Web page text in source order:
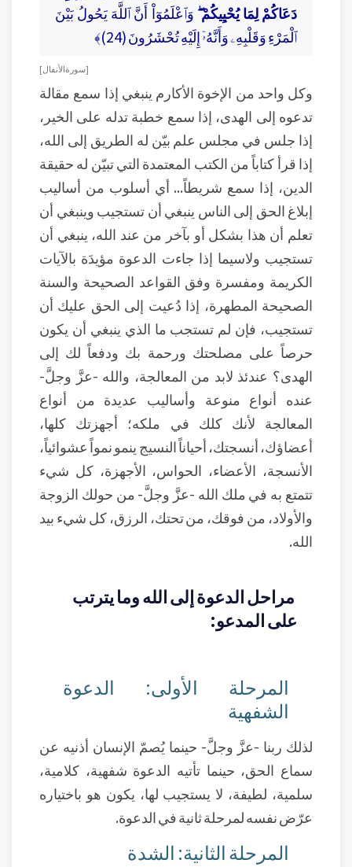
دَعَاكُمْ لِمَا يُحْيِيكُمْ ۖ وَٱعْلَمُوٓاْ أَنَّ ٱللَّهَ يَحُولُ بَيْنَ
ٱلْمَرْءِ وَقَلْبِهِۦ وَأَنَّهُۥٓ إِلَيْهِ تُحْشَرُونَ (24)﴾
[ سورة الأنفال ]
وكل واحد من الإخوة الأكارم ينبغي إذا سمع مقالة
تدعوه إلى الهدى، إذا سمع خطبة تدله على الخير،
إذا جلس في مجلس علم بيّن له الطريق إلى الله،
إذا قرأ كتاباً من الكتب المعتمدة التي تبيّن له حقيقة
الدين، إذا سمع شريطاً... أي أسلوب من أساليب
إبلاغ الحق إلى الناس ينبغي أن تستجيب وينبغي أن
تعلم أن هذا بشكل أو بآخر من عند الله، ينبغي أن
تستجيب ولاسيما إذا جاءت الدعوة مؤيدَة بالآيات
الكريمة ومفسرة وفق القواعد الصحيحة والسنة
الصحيحة المطهرة، إذا دُعيت إلى الحق عليك أن
تستجيب، فإن لم تستجب ما الذي ينبغي أن يكون
حرصاً على مصلحتك ورحمة بك ودفعاً لك إلى
الهدى؟ عندئذ لابد من المعالجة، والله -عزَّ وجلَّ-
عنده أنواع منوعة وأساليب عديدة من أنواع
المعالجة لأنك كلك في ملكه؛ أجهزتك كلها،
أعضاؤك، أنسجتك، أحياناً النسيج ينمو نمواً عشوائياً،
الأنسجة، الأعضاء، الحواس، الأجهزة، كل شيء
تتمتع به في ملك الله -عزَّ وجلَّ- من حولك الزوجة
والأولاد، من فوقك، من تحتك، الرزق، كل شيء بيد
الله.
مراحل الدعوة إلى الله وما يترتب
على المدعو:
المرحلة الأولى: الدعوة
الشفهية
لذلك ربنا -عزَّ وجلَّ- حينما يُصمّ الإنسان أذنيه عن
سماع الحق، حينما تأتيه الدعوة شفهية، كلامية،
سلمية، لطيفة، لا يستجيب لها، يكون هو باختياره
عرّض نفسه لمرحلة ثانية في الدعوة.
المرحلة الثانية: الشدة